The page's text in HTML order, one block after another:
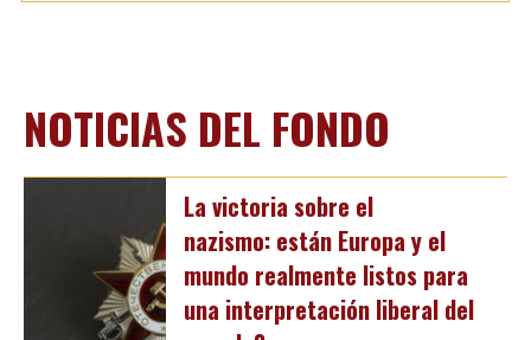
NOTICIAS DEL FONDO
La victoria sobre el
nazismo: están Europa y el
mundo realmente listos para
una interpretación liberal del